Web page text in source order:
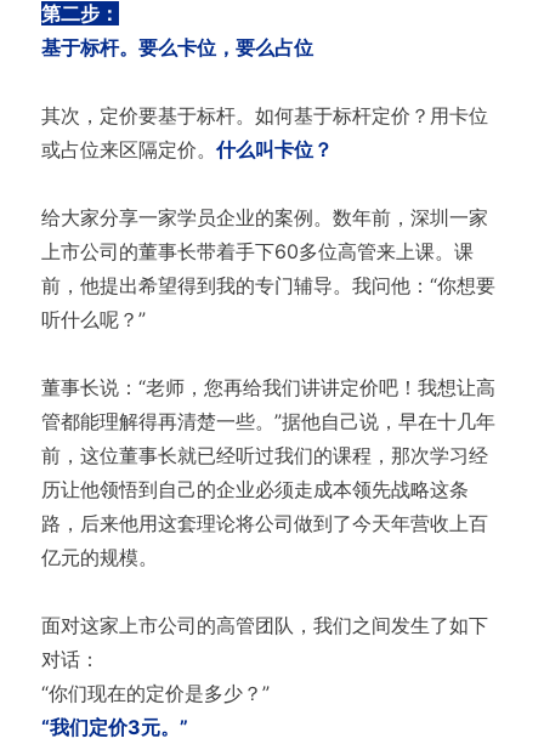
第二步：
基于标杆。要么卡位，要么占位
其次，定价要基于标杆。如何基于标杆定价？用卡位
或占位来区隔定价。 什么叫卡位？
给大家分享一家学员企业的案例。数年前，深圳一家
上市公司的董事长带着手下60多位高管来上课。课
前，他提出希望得到我的专门辅导。我问他：“你想要
听什么呢？”
董事长说：“老师，您再给我们讲讲定价吧！我想让高
管都能理解得再清楚一些。”据他自己说，早在十几年
前，这位董事长就已经听过我们的课程，那次学习经
历让他领悟到自己的企业必须走成本领先战略这条
路，后来他用这套理论将公司做到了今天年营收上百
亿元的规模。
面对这家上市公司的高管团队，我们之间发生了如下
对话：
“你们现在的定价是多少？”
“我们定价3元。”